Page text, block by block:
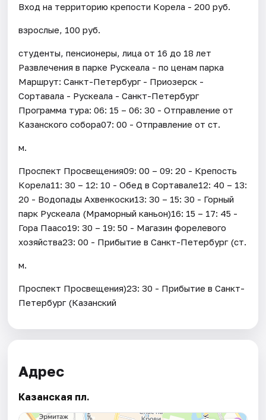
Вход на территорию крепости Корела - 200 руб.
взрослые, 100 руб.
студенты, пенсионеры, лица от 16 до 18 лет
Развлечения в парке Рускеала - по ценам парка
Маршрут: Санкт-Петербург - Приозерск -
Сортавала - Рускеала - Санкт-Петербург
Программа тура: 06: 15 – 06: 30 - Отправление от
Казанского собора07: 00 - Отправление от ст.
м.
Проспект Просвещения09: 00 – 09: 20 - Крепость
Корела11: 30 – 12: 10 - Обед в Сортавале12: 40 – 13:
20 - Водопады Ахвенкоски13: 30 – 15: 30 - Горный
парк Рускеала (Мраморный каньон)16: 15 – 17: 45 -
Гора Паасо19: 30 – 19: 50 - Магазин форелевого
хозяйства23: 00 - Прибытие в Санкт-Петербург (ст.
м.
Проспект Просвещения)23: 30 - Прибытие в Санкт-
Петербург (Казанский
Адрес
Казанская пл.